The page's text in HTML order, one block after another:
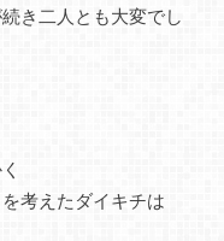
き二人とも大変でし
考えたダイキチは